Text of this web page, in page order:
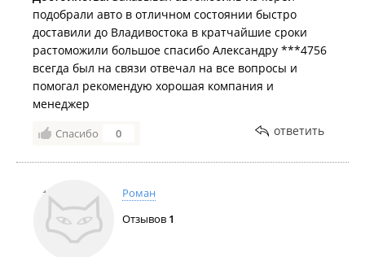
подобрали авто в отличном состоянии быстро
доставили до Владивостока в кратчайшие сроки
растоможили большое спасибо Александру ***4756
всегда был на связи отвечал на все вопросы и
помогал рекомендую хорошая компания и
менеджер
Спасибо 0 ответить
Роман
Отзывов 1